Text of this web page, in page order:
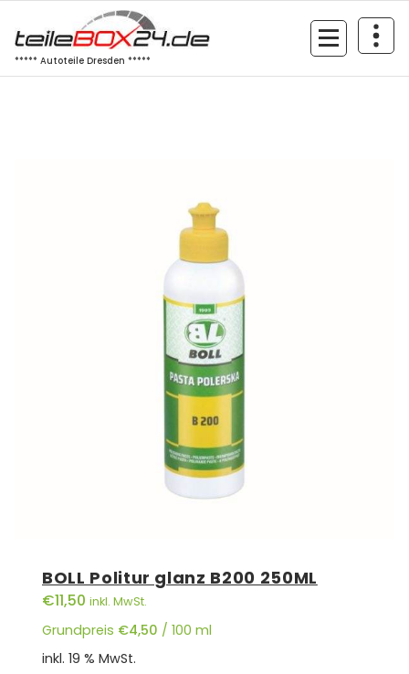
Inhalt
springen
***** Autoteile Dresden *****
BOLL Politur glanz B200 250ML
€11,50 inkl. MwSt.
Grundpreis €4,50 / 100 ml
inkl. 19 % MwSt.